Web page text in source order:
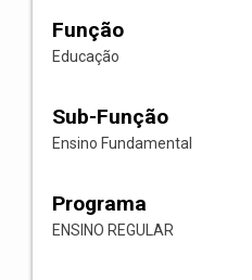
Função
Educação
Sub-Função
Ensino Fundamental
Programa
ENSINO REGULAR